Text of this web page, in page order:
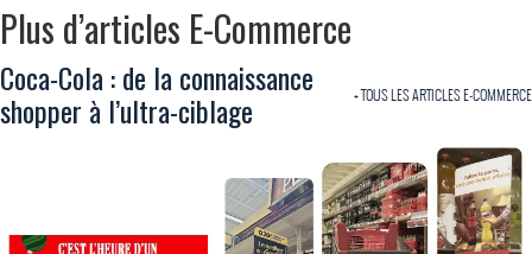
Plus d’articles E-Commerce
+ TOUS LES ARTICLES E-COMMERCE
Coca-Cola : de la connaissance
shopper à l’ultra-ciblage